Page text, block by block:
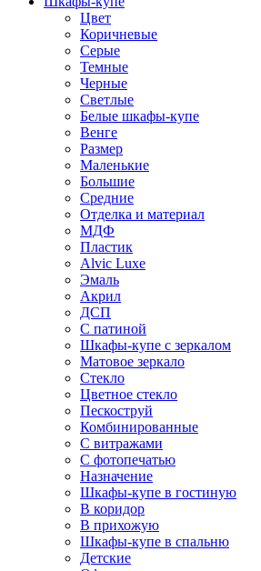
Цвет
Коричневые
Серые
Темные
Черные
Светлые
Белые шкафы-купе
Венге
Размер
Маленькие
Большие
Средние
Отделка и материал
МДФ
Пластик
Alvic Luxe
Эмаль
Акрил
ДСП
С патиной
Шкафы-купе с зеркалом
Матовое зеркало
Стекло
Цветное стекло
Пескоструй
Комбинированные
С витражами
С фотопечатью
Назначение
Шкафы-купе в гостиную
В коридор
В прихожую
Шкафы-купе в спальню
Детские